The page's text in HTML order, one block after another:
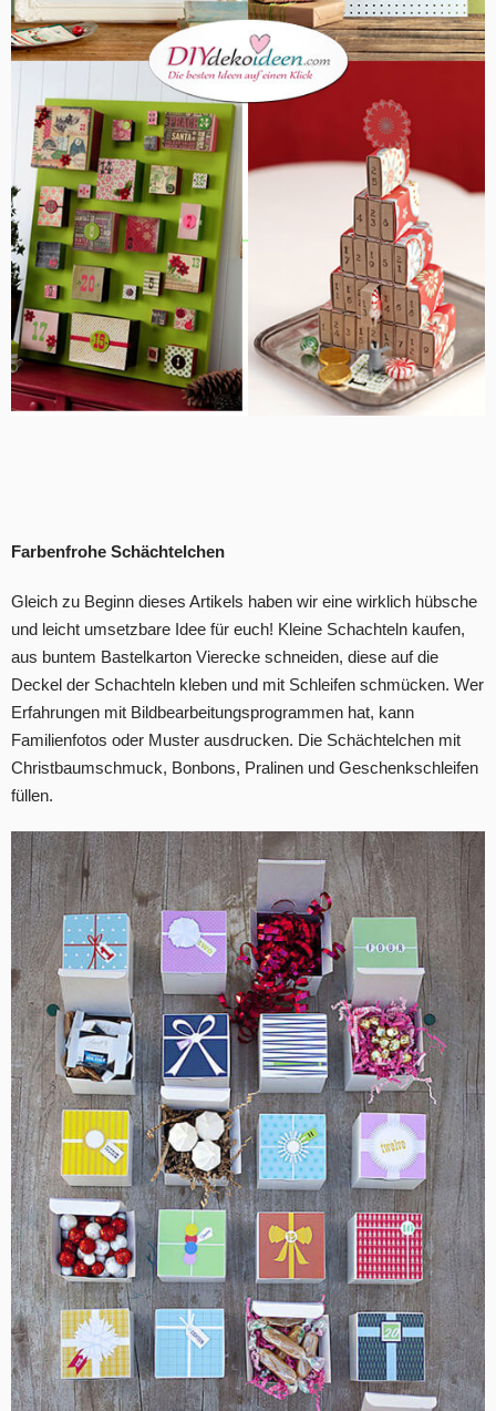
Farbenfrohe Schächtelchen
Gleich zu Beginn dieses Artikels haben wir eine wirklich hübsche
und leicht umsetzbare Idee für euch! Kleine Schachteln kaufen,
aus buntem Bastelkarton Vierecke schneiden, diese auf die
Deckel der Schachteln kleben und mit Schleifen schmücken. Wer
Erfahrungen mit Bildbearbeitungsprogrammen hat, kann
Familienfotos oder Muster ausdrucken. Die Schächtelchen mit
Christbaumschmuck, Bonbons, Pralinen und Geschenkschleifen
füllen.